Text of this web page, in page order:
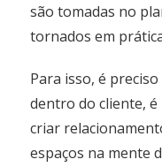
são tomadas no
tornados em
Para isso, é
dentro do cliente,
criar
espaços na mente